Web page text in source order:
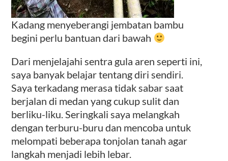
Kadang menyeberangi jembatan bambu
begini perlu bantuan dari bawah
Dari menjelajahi sentra gula aren seperti ini,
saya banyak belajar tentang diri sendiri.
Saya terkadang merasa tidak sabar saat
berjalan di medan yang cukup sulit dan
berliku-liku. Seringkali saya melangkah
dengan terburu-buru dan mencoba untuk
melompati beberapa tonjolan tanah agar
langkah menjadi lebih lebar.